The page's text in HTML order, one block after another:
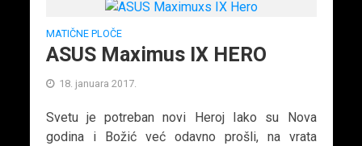
MATIČNE PLOČE
ASUS Maximus IX HERO
18. januara 2017.
Svetu je potreban novi Heroj Iako su Nova
godina i Božić već odavno prošli, na vrata